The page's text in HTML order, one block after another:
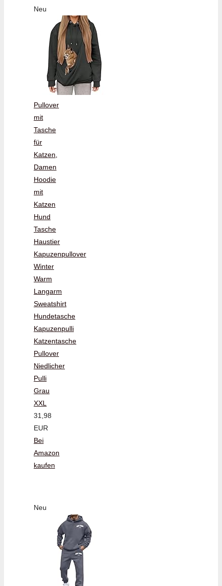
Neu
Pullover
mit
Tasche
für
Katzen,
Damen
Hoodie
mit
Katzen
Hund
Tasche
Haustier
Kapuzenpullover
Winter
Warm
Langarm
Sweatshirt
Hundetasche
Kapuzenpulli
Katzentasche
Pullover
Niedlicher
Pulli
Grau
XXL
31,98
EUR
Bei
Amazon
kaufen
Neu